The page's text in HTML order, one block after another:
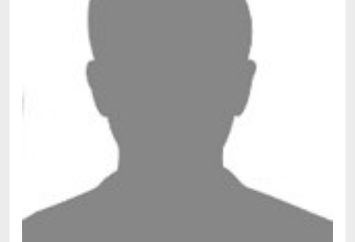
Abdolah, Kader
Abgarjan, Narine
Abish, Walter
Aboulela, Leila
Abrahams, Peter (f. 1919)
Abrahams, Peter (f. 1947)
Abrahamson, Emmy
Abu-Jaber, Diana
Abulhawa, Susan
Aburas, Lone